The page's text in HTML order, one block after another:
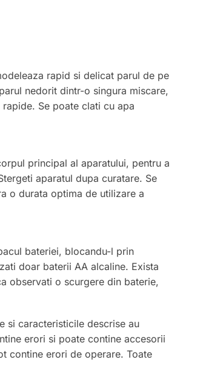
rapid si delicat parul de pe
nedorit dintr-o singura miscare,
Se poate clati cu apa
principal al aparatului, pentru a
aparatul dupa curatare. Se
o durata optima de utilizare a
bateriei, blocandu-l prin
doar baterii AA alcaline. Exista
observati o scurgere din baterie,
si caracteristicile descrise au
erori si poate contine accesorii
contine erori de operare. Toate